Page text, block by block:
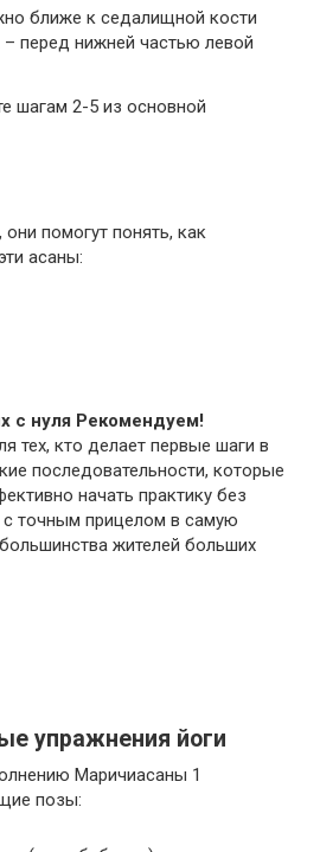
ближе к седалищной кости
перед нижней частью левой
шагам 2-5 из основной
помогут понять, как
асаны:
с нуля Рекомендуем!
тех, кто делает первые шаги в
последовательности, которые
начать практику без
точным прицелом в самую
жителей больших
упражнения йоги
Маричиасаны 1
позы: